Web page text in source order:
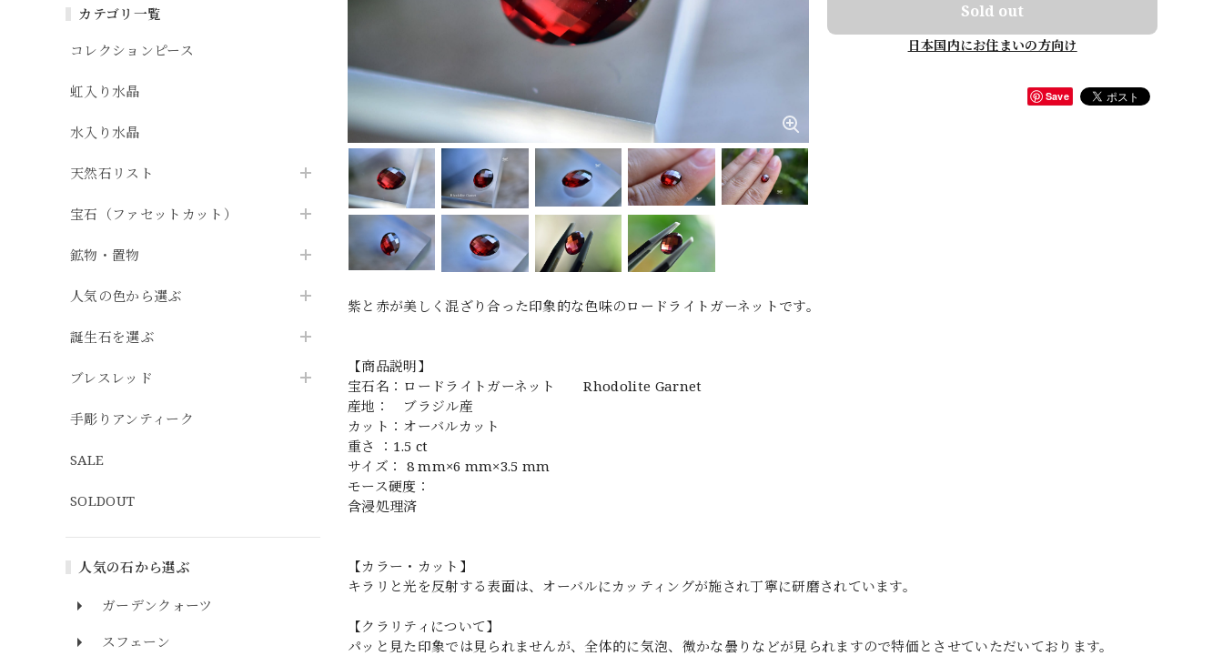
カテゴリ一覧
コレクションピース
虹入り水晶
水入り水晶
天然石リスト
宝石（ファセットカット）
鉱物・置物
人気の色から選ぶ
誕生石を選ぶ
ブレスレッド
手彫りアンティーク
SALE
SOLDOUT
人気の石から選ぶ
ガーデンクォーツ
スフェーン
Sold out
日本国内にお住まいの方向け
Save
紫と赤が美しく混ざり合った印象的な色味のロードライトガーネットです。
【商品説明】
宝石名：ロードライトガーネット Rhodolite Garnet
産地： ブラジル産
カット：オーバルカット
重さ ：1.5 ct
サイズ： 8 mm×6 mm×3.5 mm
モース硬度：
含浸処理済
【カラー・カット】
キラリと光を反射する表面は、オーバルにカッティングが施され丁寧に研磨されています。
【クラリティについて】
パッと見た印象では見られませんが、全体的に気泡、微かな曇りなどが見られますので特価とさせていただいております。